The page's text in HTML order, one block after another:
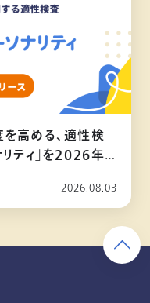
高める、適性検
ティ」を2026年
2026.08.03